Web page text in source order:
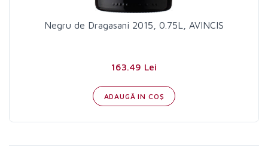
Negru de Dragasani 2015, 0.75L, AVINCIS
163.49 Lei
ADAUGĂ IN COŞ